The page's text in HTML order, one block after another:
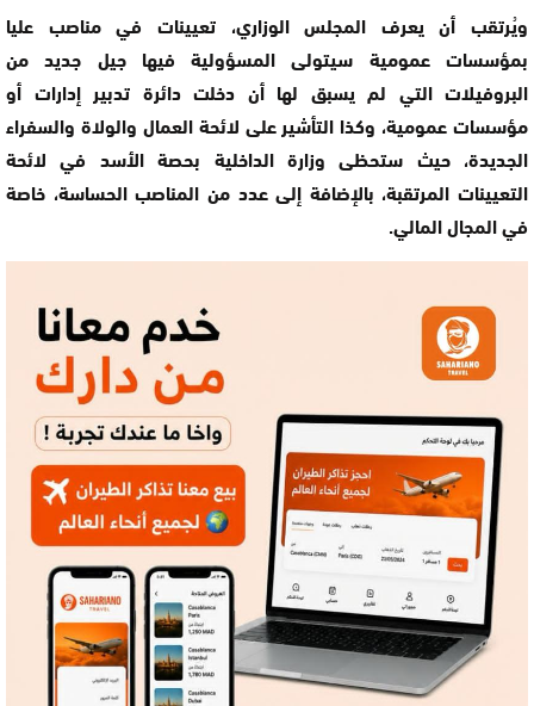
ويُرتقب أن يعرف المجلس الوزاري، تعيينات في مناصب عليا
بمؤسسات عمومية سيتولى المسؤولية فيها جيل جديد من
البروفيلات التي لم يسبق لها أن دخلت دائرة تدبير إدارات أو
مؤسسات عمومية، وكذا التأشير على لائحة العمال والولاة والسفراء
الجديدة، حيث ستحظى وزارة الداخلية بحصة الأسد في لائحة
التعيينات المرتقبة، بالإضافة إلى عدد من المناصب الحساسة، خاصة
في المجال المالي.